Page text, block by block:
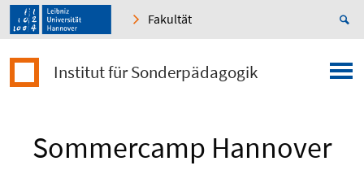
Fakultät
Institut für Sonderpädagogik
Sommercamp Hannover